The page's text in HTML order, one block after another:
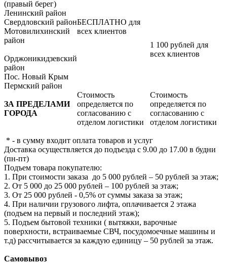
(правый берег)
Ленинский район
Свердловский район
Мотовилихинский
район
Орджоникидзевский
район
Пос. Новый Крым
Пермский район
БЕСПЛАТНО для
всех клиентов
1 100 рублей для
всех клиентов
ЗА ПРЕДЕЛАМИ
ГОРОДА
Стоимость
определяется по
согласованию с
отделом логистики
Стоимость
определяется по
согласованию с
отделом логистики
* - в сумму входит оплата товаров и услуг
Доставка осуществляется до подъезда с 9.00 до 17.00 в будни
(пн-пт)
Подъем товара покупателю:
1. При стоимости заказа до 5 000 рублей – 50 рублей за этаж;
2. От 5 000 до 25 000 рублей – 100 рублей за этаж;
3. От 25 000 рублей - 0,5% от суммы заказа за этаж;
4. При наличии грузового лифта, оплачивается 2 этажа
(подъем на первый и последний этаж);
5. Подъем бытовой техники ( вытяжки, варочные
поверхности, встраиваемые СВЧ, посудомоечные машины и
т.д) рассчитывается за каждую единицу – 50 рублей за этаж.
Самовывоз